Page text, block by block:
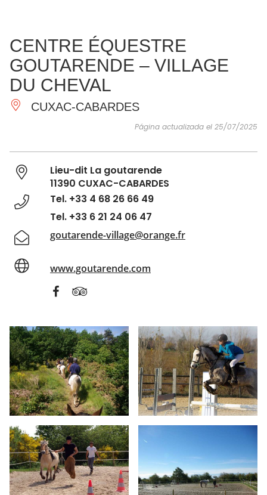
IMPRESCINDIBLES
HACER
INSPIRACIONES
CENTRE ÉQUESTRE
GOUTARENDE – VILLAGE
DU CHEVAL
CUXAC-CABARDES
Página actualizada el 25/07/2025
Lieu-dit La goutarende
11390 CUXAC-CABARDES
Tel. +33 4 68 26 66 49
Tel. +33 6 21 24 06 47
goutarende-village@orange.fr
www.goutarende.com